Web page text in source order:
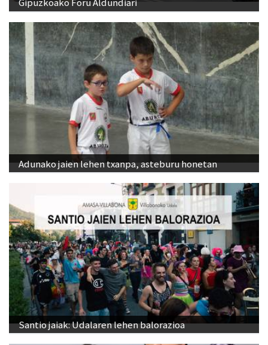
Gipuzkoako Foru Aldundiari
Adunako jaien lehen txanpa, asteburu honetan
Santio jaiak: Udalaren lehen balorazioa